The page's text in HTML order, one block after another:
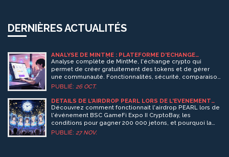
DERNIÈRES ACTUALITÉS
ANALYSE DE MINTME : PLATEFORME D'ÉCHANGE
CRYPTO ET DE CRÉATION DE TOKENS
Analyse complète de MintMe, l'échange crypto qui
permet de créer gratuitement des tokens et de gérer
une communauté. Fonctionnalités, sécurité, comparaison
et FAQ.
PUBLIÉ: 26 OCT.
DÉTAILS DE L'AIRDROP PEARL LORS DE L'ÉVÉNEMENT
BSC GAMEFI EXPO II CRYPTOBAY
Découvrez comment fonctionnait l'airdrop PEARL lors de
l'événement BSC GameFi Expo II CryptoBay, les
conditions pour gagner 200 000 jetons, et pourquoi la
régularité était la clé du succès.
PUBLIÉ: 27 NOV.